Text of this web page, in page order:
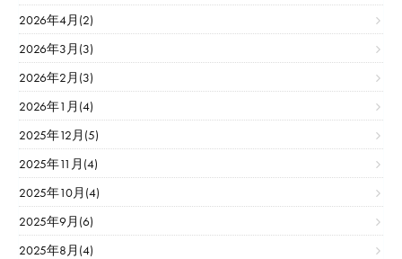
2026年4月(2)
2026年3月(3)
2026年2月(3)
2026年1月(4)
2025年12月(5)
2025年11月(4)
2025年10月(4)
2025年9月(6)
2025年8月(4)